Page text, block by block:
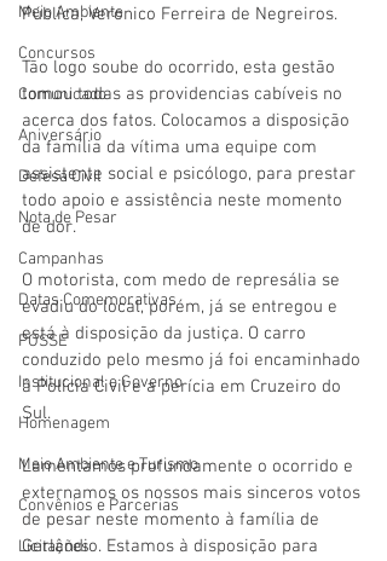
Meio Ambiente
Concursos
Comunicado
Aniversário
Defesa Civil
Nota de Pesar
Campanhas
Datas Comemorativas
POSSE
Institucional e Governo
Homenagem
Meio Ambiente e Turismo
Convênios e Parcerias
Licitações
Pública, Veronico Ferreira de Negreiros.
Tão logo soube do ocorrido, esta gestão
tomou todas as providencias cabíveis no
acerca dos fatos. Colocamos a disposição
da família da vítima uma equipe com
assistente social e psicólogo, para prestar
todo apoio e assistência neste momento
de dor.
O motorista, com medo de represália se
evadiu do local, porém, já se entregou e
está à disposição da justiça. O carro
conduzido pelo mesmo já foi encaminhado
à Polícia Civil e a perícia em Cruzeiro do
Sul.
Lamentamos profundamente o ocorrido e
externamos os nossos mais sinceros votos
de pesar neste momento à família de
Gerlândio. Estamos à disposição para